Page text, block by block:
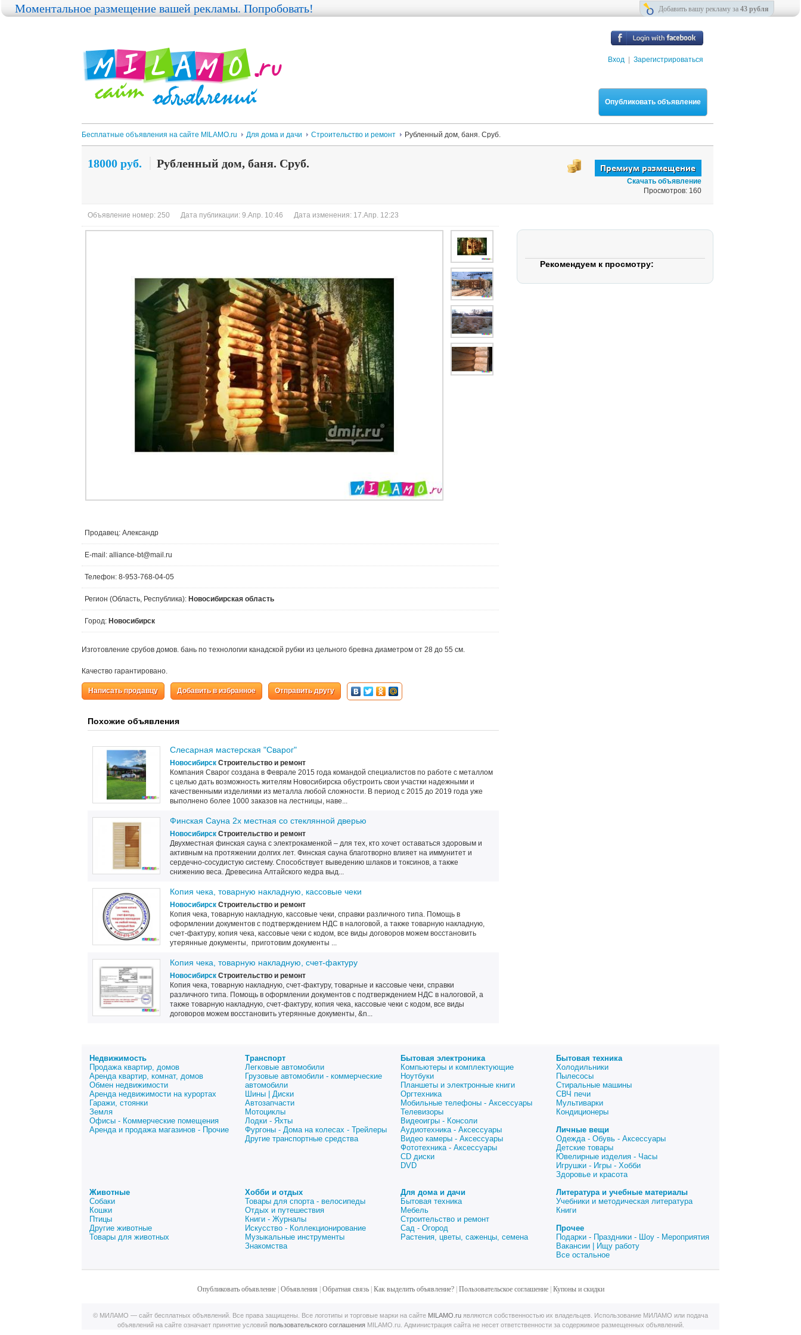
Вход Зарегистрироваться
Опубликовать объявление
Бесплатные объявления на сайте MILAMO.ru Для дома и дачи Строительство и ремонт Рубленный дом, баня. Сруб.
18000 руб. Рубленный дом, баня. Сруб.
Скачать объявление
Просмотров: 160
Объявление номер: 250 Дата публикации: 9.Апр. 10:46 Дата изменения: 17.Апр. 12:23
Продавец: Александр
E-mail: alliance-bt@mail.ru
Телефон: 8-953-768-04-05
Регион (Область, Республика): Новосибирская область
Город: Новосибирск
Изготовление срубов домов. бань по технологии канадской рубки из цельного бревна диаметром от 28 до 55 см.
Качество гарантировано.
Написать продавцу Добавить в избранное Отправить другу
Похожие объявления
Слесарная мастерская "Сварог"
Новосибирск Строительство и ремонт
Компания Сварог создана в Феврале 2015 года командой специалистов по работе с металлом
с целью дать возможность жителям Новосибирска обустроить свои участки надежными и
качественными изделиями из металла любой сложности. В период с 2015 до 2019 года уже
выполнено более 1000 заказов на лестницы, наве...
Финская Сауна 2х местная со стеклянной дверью
Новосибирск Строительство и ремонт
Двухместная финская сауна с электрокаменкой – для тех, кто хочет оставаться здоровым и
активным на протяжении долгих лет. Финская сауна благотворно влияет на иммунитет и
сердечно-сосудистую систему. Способствует выведению шлаков и токсинов, а также
снижению веса. Древесина Алтайского кедра выд...
Копия чека, товарную накладную, кассовые чеки
Новосибирск Строительство и ремонт
Копия чека, товарную накладную, кассовые чеки, справки различного типа. Помощь в
оформлении документов с подтверждением НДС в налоговой, а также товарную накладную,
счет-фактуру, копия чека, кассовые чеки с кодом, все виды договоров можем восстановить
утерянные документы, приготовим документы ...
Копия чека, товарную накладную, счет-фактуру
Новосибирск Строительство и ремонт
Копия чека, товарную накладную, счет-фактуру, товарные и кассовые чеки, справки
различного типа. Помощь в оформлении документов с подтверждением НДС в налоговой, а
также товарную накладную, счет-фактуру, копия чека, кассовые чеки с кодом, все виды
договоров можем восстановить утерянные документы, &n...
Моментальное размещение вашей рекламы. Попробовать! Добавить вашу рекламу за 43 рубля
Рекомендуем к просмотру:
Недвижимость
Продажа квартир, домов
Аренда квартир, комнат, домов
Обмен недвижимости
Аренда недвижимости на курортах
Гаражи, стоянки
Земля
Офисы - Коммерческие помещения
Аренда и продажа магазинов - Прочие
Транспорт
Легковые автомобили
Грузовые автомобили - коммерческие
автомобили
Шины | Диски
Автозапчасти
Мотоциклы
Лодки - Яхты
Фургоны - Дома на колесах - Трейлеры
Другие транспортные средства
Бытовая электроника
Компьютеры и комплектующие
Ноутбуки
Планшеты и электронные книги
Оргтехника
Мобильные телефоны - Аксессуары
Телевизоры
Видеоигры - Консоли
Аудиотехника - Аксессуары
Видео камеры - Аксессуары
Фототехника - Аксессуары
CD диски
DVD
Бытовая техника
Холодильники
Пылесосы
Стиральные машины
СВЧ печи
Мультиварки
Кондиционеры
Личные вещи
Одежда - Обувь - Аксессуары
Детские товары
Ювелирные изделия - Часы
Игрушки - Игры - Хобби
Здоровье и красота
Животные
Собаки
Кошки
Птицы
Другие животные
Товары для животных
Хобби и отдых
Товары для спорта - велосипеды
Отдых и путешествия
Книги - Журналы
Искусство - Коллекционирование
Музыкальные инструменты
Знакомства
Для дома и дачи
Бытовая техника
Мебель
Строительство и ремонт
Сад - Огород
Растения, цветы, саженцы, семена
Литература и учебные материалы
Учебники и методическая литература
Книги
Прочее
Подарки - Праздники - Шоу - Мероприятия
Вакансии | Ищу работу
Все остальное
Опубликовать объявление| Объявления Обратная связь| Как выделить объявление?| Пользовательское соглашение| Купоны и скидки
© МИЛАМО — сайт бесплатных объявлений. Все права защищены. Все логотипы и торговые марки на сайте MILAMO.ru являются собственностью их владельцев. Использование МИЛАМО или подача
объявлений на сайте означает принятие условий пользовательского соглашенияMILAMO.ru. Администрация сайта не несет ответственности за содержимое размещенных объявлений.